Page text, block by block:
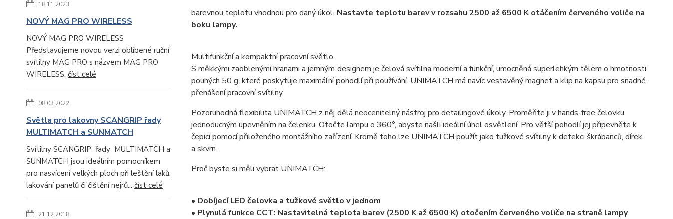
18.11.2023
NOVÝ MAG PRO WIRELESS
NOVÝ MAG PRO WIRELESS
Představujeme novou verzi oblíbené ruční
svítilny MAG PRO s názvem MAG PRO
WIRELESS, číst celé
08.03.2022
Světla pro lakovny SCANGRIP řady
MULTIMATCH a SUNMATCH
Svítilny SCANGRIP řady MULTIMATCH a
SUNMATCH jsou ideálním pomocníkem
pro nasvícení velkých ploch při leštění laků,
lakování panelů či čištění nejrů... číst celé
21.12.2018
barevnou teplotu vhodnou pro daný úkol. Nastavte teplotu barev v rozsahu 2500 až 6500 K otáčením červeného voliče na
boku lampy.
Multifunkční a kompaktní pracovní světlo
S měkkými zaoblenými hranami a jemným designem je čelová svítilna moderní a funkční, umocněná superlehkým tělem o hmotnosti
pouhých 50 g, které poskytuje maximální pohodlí při používání. UNIMATCH má navíc vestavěný magnet a klip na kapsu pro snadné
přenášení pracovní svítilny.
Pozoruhodná flexibilita UNIMATCH z něj dělá neocenitelný nástroj pro detailingové úkoly. Proměňte ji v hands-free čelovku
jednoduchým upevněním na čelenku. Otočte lampu o 360°, abyste našli ideální úhel osvětlení. Pro větší pohodlí jej připevněte k
čepici pomocí přiloženého montážního zařízení. Kromě toho lze UNIMATCH použít jako tužkové svítilny k detekci škrábanců, dírek
a skvrn.
Proč byste si měli vybrat UNIMATCH:
• Dobíjecí LED čelovka a tužkové světlo v jednom
• Plynulá funkce CCT: Nastavitelná teplota barev (2500 K až 6500 K) otočením červeného voliče na straně lampy